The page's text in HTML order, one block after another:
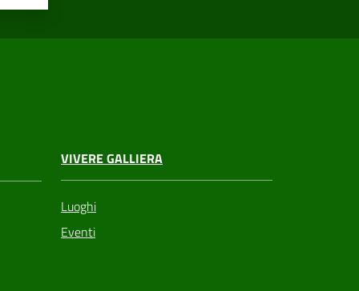
VIVERE GALLIERA
Luoghi
Eventi